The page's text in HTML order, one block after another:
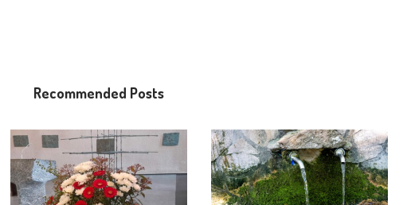
Recommended Posts